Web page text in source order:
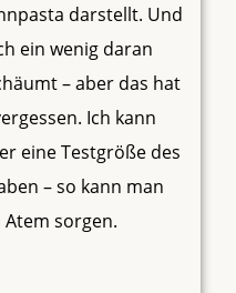
darstellt. Und
ein wenig daran
– aber das hat
Ich kann
eine Testgröße des
– so kann man
sorgen.